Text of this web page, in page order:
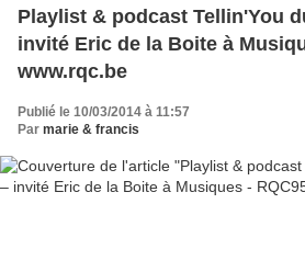
Playlist & podcast Tellin'You
invité Eric de la Boite à
www.rqc.be
Publié le 10/03/2014 à 11:57
Par marie & francis